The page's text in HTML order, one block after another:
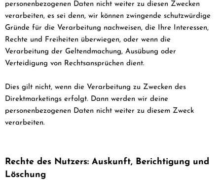
personenbezogenen Daten nicht weiter zu diesen Zwecken
verarbeiten, es sei denn, wir können zwingende schutzwürdige
Gründe für die Verarbeitung nachweisen, die Ihre Interessen,
Rechte und Freiheiten überwiegen, oder wenn die
Verarbeitung der Geltendmachung, Ausübung oder
Verteidigung von Rechtsansprüchen dient.
Dies gilt nicht, wenn die Verarbeitung zu Zwecken des
Direktmarketings erfolgt. Dann werden wir deine
personenbezogenen Daten nicht weiter zu diesem Zweck
verarbeiten.
Rechte des Nutzers: Auskunft, Berichtigung und
Löschung